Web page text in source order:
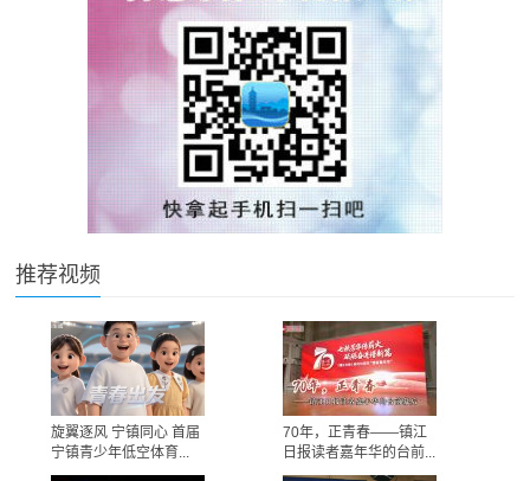
推荐视频
旋翼逐风 宁镇同心 首届
宁镇青少年低空体育...
70年，正青春——镇江
日报读者嘉年华的台前...